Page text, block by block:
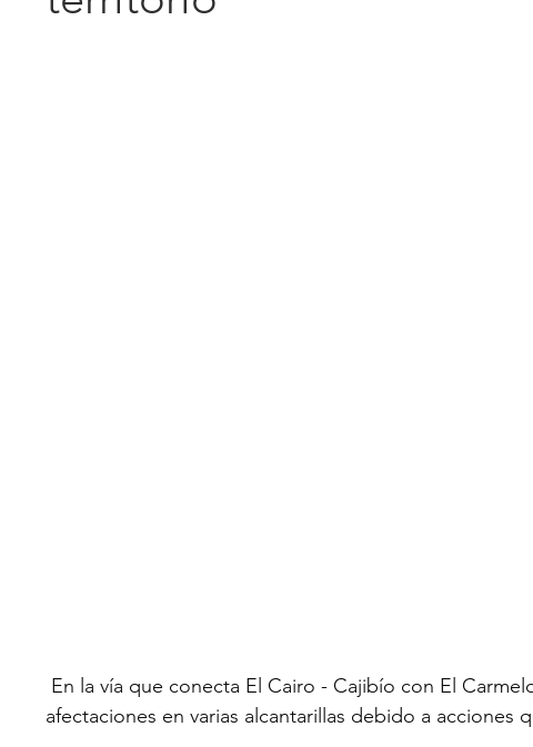
En la vía que conecta El Cairo - Cajibío con El
afectaciones en varias alcantarillas debido a acciones